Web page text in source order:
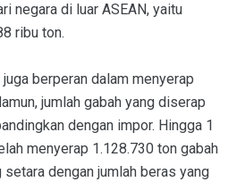
negara di luar ASEAN, yaitu
ribu ton.
berperan dalam menyerap
jumlah gabah yang diserap
dengan impor. Hingga 1
menyerap 1.128.730 ton gabah
dengan jumlah beras yang